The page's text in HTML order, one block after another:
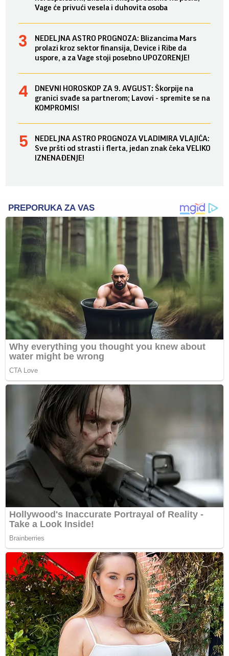
Vage će privući vesela i duhovita osoba
NEDELJNA ASTRO PROGNOZA: Blizancima Mars
prolazi kroz sektor finansija, Device i Ribe da
uspore, a za Vage stoji posebno UPOZORENJE!
DNEVNI HOROSKOP ZA 9. AVGUST: Škorpije na
granici svađe sa partnerom; Lavovi - spremite se na
KOMPROMIS!
NEDELJNA ASTRO PROGNOZA VLADIMIRA VLAJIĆA:
Sve pršti od strasti i flerta, jedan znak čeka VELIKO
IZNENAĐENJE!